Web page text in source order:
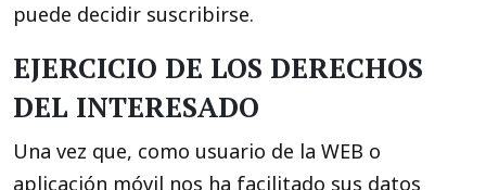
puede decidir suscribirse.
EJERCICIO DE LOS DERECHOS
DEL INTERESADO
Una vez que, como usuario de la WEB o
aplicación móvil nos ha facilitado sus datos